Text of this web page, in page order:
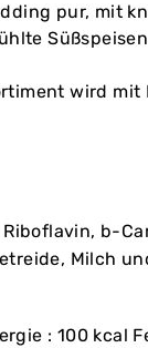
pur, mit
wird mit
b-
Milch
: 100 kcal